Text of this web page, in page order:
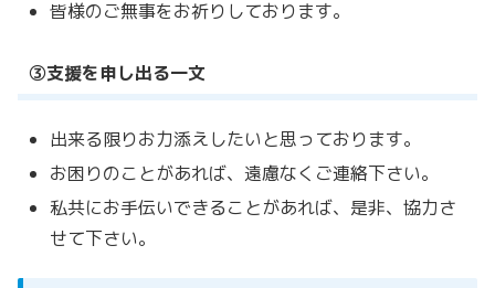
皆様のご無事をお祈りしております。
③支援を申し出る一文
出来る限りお力添えしたいと思っております。
お困りのことがあれば、遠慮なくご連絡下さい。
私共にお手伝いできることがあれば、是非、協力さ
せて下さい。